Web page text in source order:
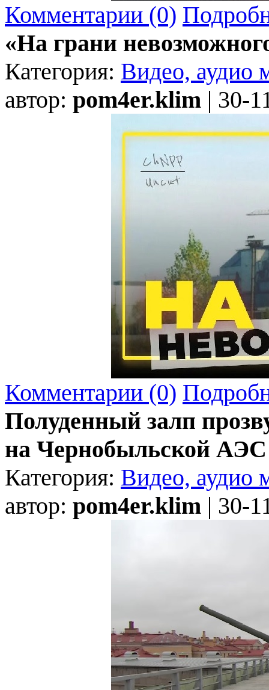
Комментарии (0)
«На грани
Категория: Видео, аудио
автор: pom4er.klim | 30-
Комментарии (0)
Полуденный залп
на Чернобыльской АЭС
Категория: Видео, аудио
автор: pom4er.klim | 30-